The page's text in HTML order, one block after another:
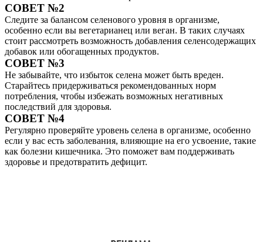
СОВЕТ №2
Следите за балансом селенового уровня в организме,
особенно если вы вегетарианец или веган. В таких случаях
стоит рассмотреть возможность добавления селенсодержащих
добавок или обогащенных продуктов.
СОВЕТ №3
Не забывайте, что избыток селена может быть вреден.
Старайтесь придерживаться рекомендованных норм
потребления, чтобы избежать возможных негативных
последствий для здоровья.
СОВЕТ №4
Регулярно проверяйте уровень селена в организме, особенно
если у вас есть заболевания, влияющие на его усвоение, такие
как болезни кишечника. Это поможет вам поддерживать
здоровье и предотвратить дефицит.